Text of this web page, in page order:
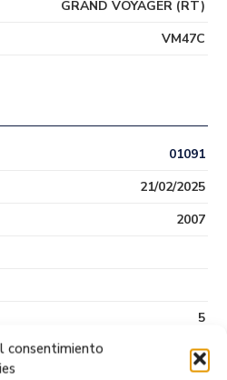
consentimiento
GRAND VOYAGER (RT)
VM47C
01091
21/02/2025
2007
5
Diesel